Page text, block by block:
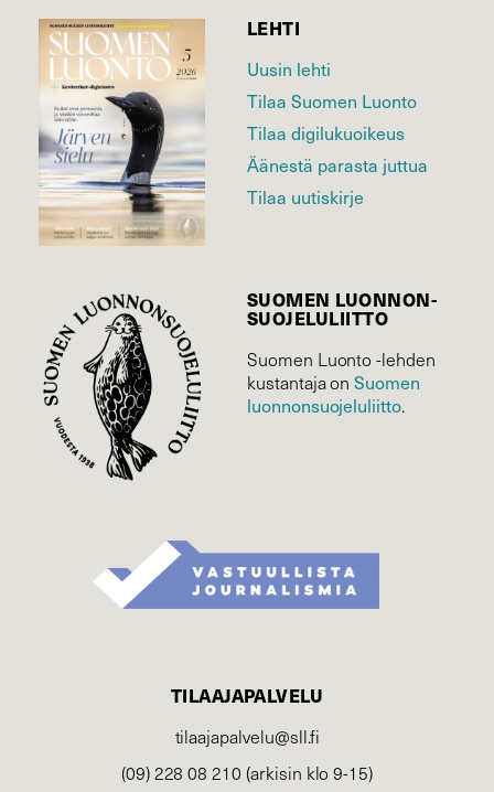
LEHTI
Uusin lehti
Tilaa Suomen Luonto
Tilaa digilukuoikeus
Äänestä parasta juttua
Tilaa uutiskirje
SUOMEN LUONNON­
SUOJELU­LIITTO
Suomen Luonto -lehden
kustantaja onSuomen
luonnonsuojelu­liitto.
TILAAJAPALVELU
tilaajapalvelu@sll.fi
(09) 228 08 210 (arkisin klo 9-15)